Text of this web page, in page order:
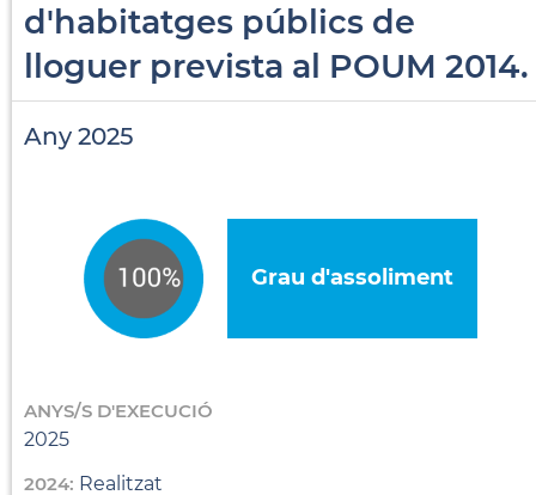
d'habitatges públics de
lloguer prevista al POUM 2014.
Any 2025
Grau d'assoliment
ANYS/S D'EXECUCIÓ
2025
2024: Realitzat